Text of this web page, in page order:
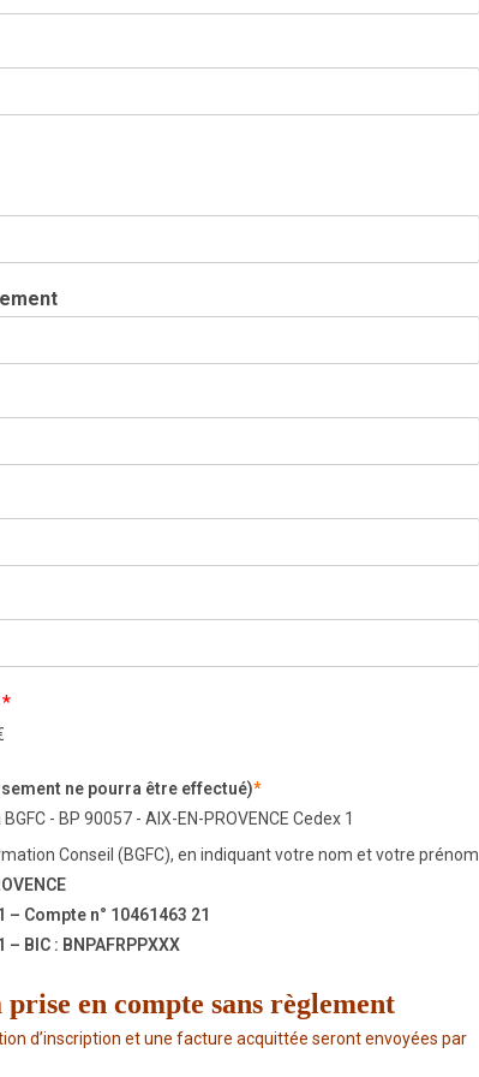
*
ne pourra être effectué)*
- BP 90057 - AIX-EN-PROVENCE Cedex 1
Conseil (BGFC), en indiquant votre nom et votre prénom
Compte n° 10461463 21
– BIC : BNPAFRPPXXX
en compte sans règlement
d’inscription et une facture acquittée seront envoyées par